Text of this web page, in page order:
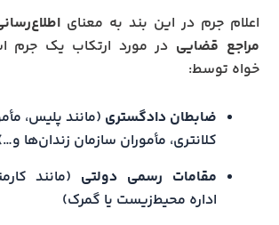
اعلام جرم در این بند به معنای
مراجع قضایی در مورد ارتکاب یک جرم
خواه توسط:
ضابطان دادگستری (مانند پلیس،
کلانتری، مأموران سازمان زندان‌ها
مقامات رسمی دولتی (مانند
اداره محیط‌زیست یا گمرک)